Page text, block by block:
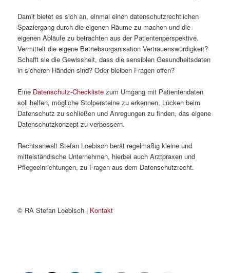
Damit bietet es sich an, einmal einen datenschutzrechtlichen
Spaziergang durch die eigenen Räume zu machen und die
eigenen Abläufe zu betrachten aus der Patientenperspektive.
Vermittelt die eigene Betriebsorganisation Vertrauenswürdigkeit?
Schafft sie die Gewissheit, dass die sensiblen Gesundheitsdaten
in sicheren Händen sind? Oder bleiben Fragen offen?
Eine Datenschutz-Checkliste zum Umgang mit Patientendaten
soll helfen, mögliche Stolpersteine zu erkennen, Lücken beim
Datenschutz zu schließen und Anregungen zu finden, das eigene
Datenschutzkonzept zu verbessern.
Rechtsanwalt Stefan Loebisch berät regelmäßig kleine und
mittelständische Unternehmen, hierbei auch Arztpraxen und
Pflegeeinrichtungen, zu Fragen aus dem Datenschutzrecht.
© RA Stefan Loebisch | Kontakt